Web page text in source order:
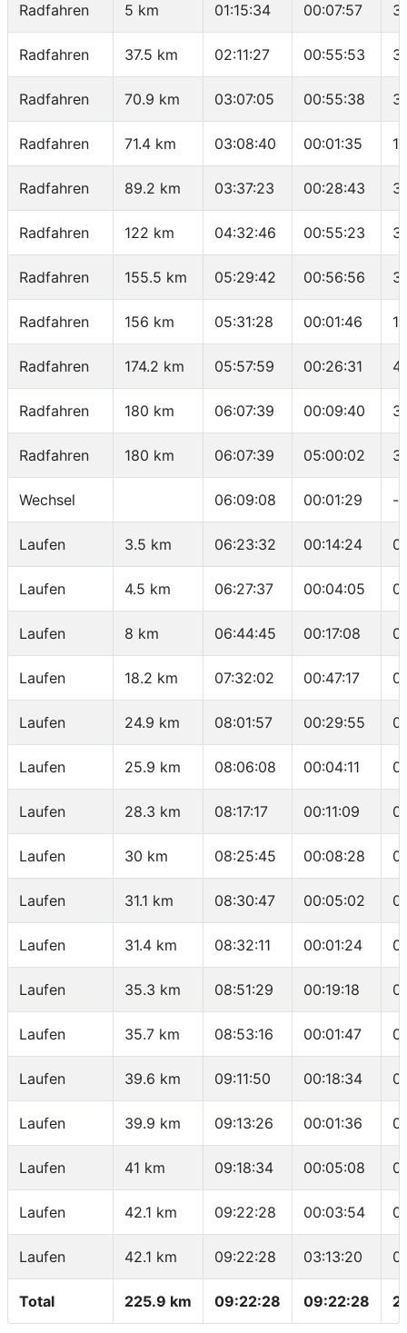
Radfahren 5 km 01:15:34 00:07:57
Radfahren 37.5 km 02:11:27 00:55:53
Radfahren 70.9 km 03:07:05 00:55:38
Radfahren 71.4 km 03:08:40 00:01:35
Radfahren 89.2 km 03:37:23 00:28:43
Radfahren 122 km 04:32:46 00:55:23
Radfahren 155.5 km 05:29:42 00:56:56
Radfahren 156 km 05:31:28 00:01:46
Radfahren 174.2 km 05:57:59 00:26:31
Radfahren 180 km 06:07:39 00:09:40
Radfahren 180 km 06:07:39 05:00:02
Wechsel 06:09:08 00:01:29 -
Laufen 3.5 km 06:23:32 00:14:24
Laufen 4.5 km 06:27:37 00:04:05
Laufen 8 km 06:44:45 00:17:08
Laufen 18.2 km 07:32:02 00:47:17
Laufen 24.9 km 08:01:57 00:29:55
Laufen 25.9 km 08:06:08 00:04:11
Laufen 28.3 km 08:17:17 00:11:09
Laufen 30 km 08:25:45 00:08:28
Laufen 31.1 km 08:30:47 00:05:02
Laufen 31.4 km 08:32:11 00:01:24
Laufen 35.3 km 08:51:29 00:19:18
Laufen 35.7 km 08:53:16 00:01:47
Laufen 39.6 km 09:11:50 00:18:34
Laufen 39.9 km 09:13:26 00:01:36
Laufen 41 km 09:18:34 00:05:08
Laufen 42.1 km 09:22:28 00:03:54
Laufen 42.1 km 09:22:28 03:13:20
Total 225.9 km 09:22:28 09:22:28